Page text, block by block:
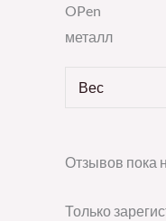
OPen
металл
Вес
Отзывов пока
Только